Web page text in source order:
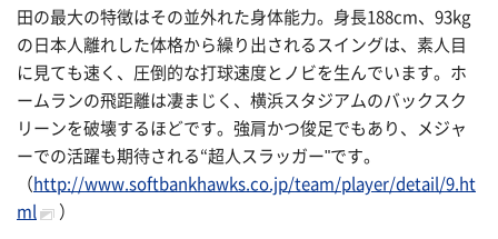
田の最大の特徴はその並外れた身体能力。身長188cm、93kg
の日本人離れした体格から繰り出されるスイングは、素人目
に見ても速く、圧倒的な打球速度とノビを生んでいます。ホ
ームランの飛距離は凄まじく、横浜スタジアムのバックスク
リーンを破壊するほどです。強肩かつ俊足でもあり、メジャ
ーでの活躍も期待される“超人スラッガー"です。
（ http://www.softbankhawks.co.jp/team/player/detail/9.ht
ml
）